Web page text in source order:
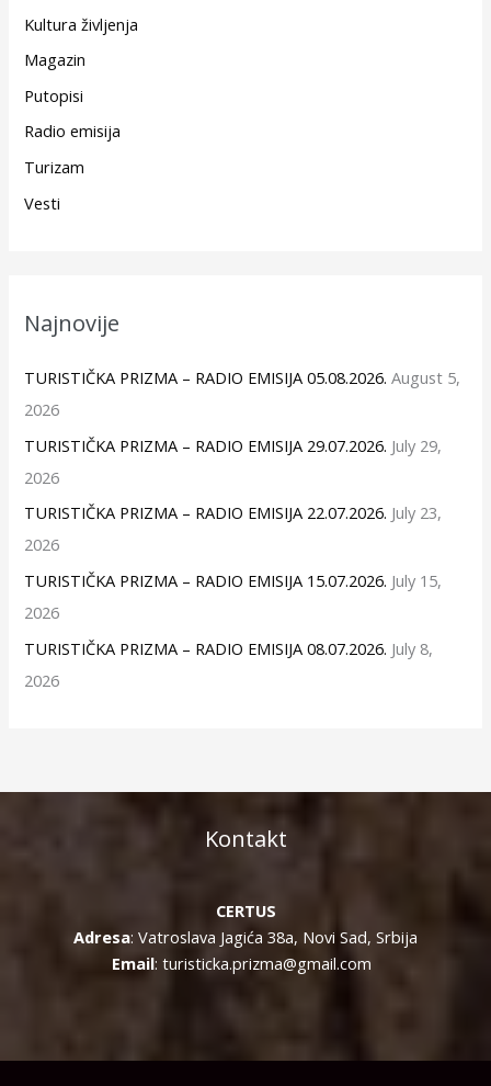
Kultura življenja
Magazin
Putopisi
Radio emisija
Turizam
Vesti
Najnovije
TURISTIČKA PRIZMA – RADIO EMISIJA 05.08.2026. August 5,
2026
TURISTIČKA PRIZMA – RADIO EMISIJA 29.07.2026. July 29,
2026
TURISTIČKA PRIZMA – RADIO EMISIJA 22.07.2026. July 23,
2026
TURISTIČKA PRIZMA – RADIO EMISIJA 15.07.2026. July 15,
2026
TURISTIČKA PRIZMA – RADIO EMISIJA 08.07.2026. July 8,
2026
Kontakt
CERTUS
Adresa: Vatroslava Jagića 38a, Novi Sad, Srbija
Email: turisticka.prizma@gmail.com